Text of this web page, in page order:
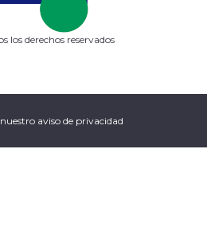
los derechos reservados
aviso de privacidad